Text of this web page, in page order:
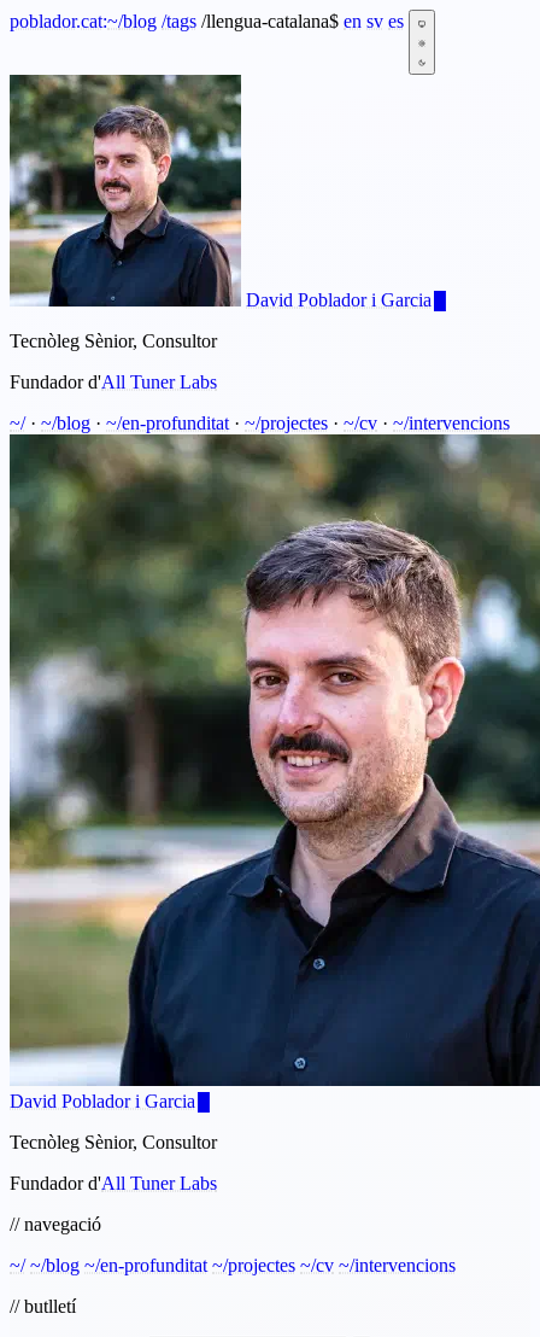
poblador.cat:~/blog /tags /llengua-catalana$ en sv es
David Poblador i Garcia
Tecnòleg Sènior, Consultor
Fundador d'All Tuner Labs
~/ · ~/blog · ~/en-profunditat · ~/projectes · ~/cv · ~/intervencions
David Poblador i Garcia
Tecnòleg Sènior, Consultor
Fundador d'All Tuner Labs
// navegació
~/ ~/blog ~/en-profunditat ~/projectes ~/cv ~/intervencions
// butlletí